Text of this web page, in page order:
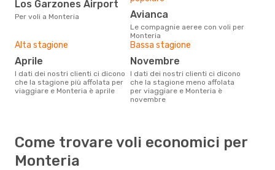
Los Garzones Airport
Per voli a Monteria Avianca
Le compagnie aeree con voli per
Monteria
Alta stagione
aprile
I dati dei nostri clienti ci dicono
che la stagione più affolata per
viaggiare e Monteria è aprile
Bassa stagione
novembre
I dati dei nostri clienti ci dicono
che la stagione meno affolata
per viaggiare e Monteria è
novembre
Come trovare voli economici per
Monteria